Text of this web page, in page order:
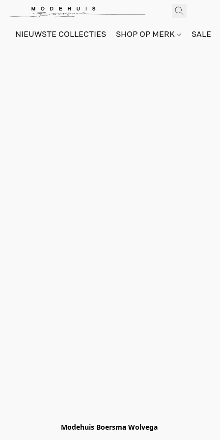
NIEUWSTE COLLECTIES SHOP OP MERK SALE
Modehuis Boersma Wolvega